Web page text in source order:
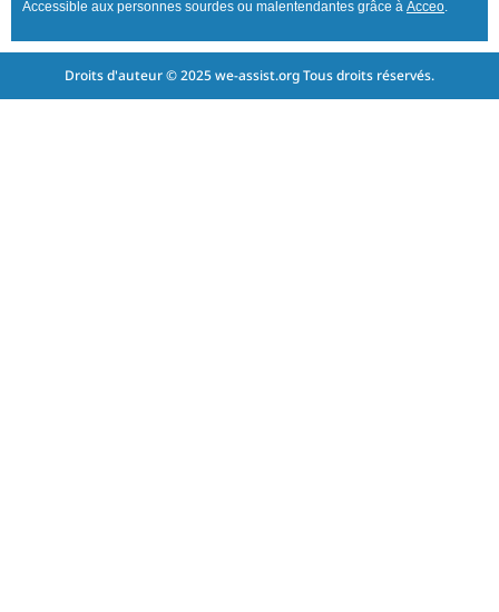
Accessible aux personnes sourdes ou malentendantes grâce à Acceo.
Droits d'auteur © 2025 we-assist.org Tous droits réservés.